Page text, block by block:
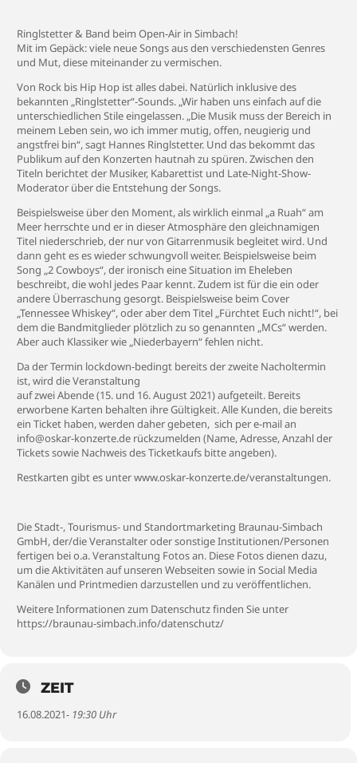
Ringlstetter & Band beim Open-Air in Simbach!
Mit im Gepäck: viele neue Songs aus den verschiedensten Genres
und Mut, diese miteinander zu vermischen.
Von Rock bis Hip Hop ist alles dabei. Natürlich inklusive des
bekannten „Ringlstetter“-Sounds. „Wir haben uns einfach auf die
unterschiedlichen Stile eingelassen. „Die Musik muss der Bereich in
meinem Leben sein, wo ich immer mutig, offen, neugierig und
angstfrei bin“, sagt Hannes Ringlstetter. Und das bekommt das
Publikum auf den Konzerten hautnah zu spüren. Zwischen den
Titeln berichtet der Musiker, Kabarettist und Late-Night-Show-
Moderator über die Entstehung der Songs.
Beispielsweise über den Moment, als wirklich einmal „a Ruah“ am
Meer herrschte und er in dieser Atmosphäre den gleichnamigen
Titel niederschrieb, der nur von Gitarrenmusik begleitet wird. Und
dann geht es es wieder schwungvoll weiter. Beispielsweise beim
Song „2 Cowboys“, der ironisch eine Situation im Eheleben
beschreibt, die wohl jedes Paar kennt. Zudem ist für die ein oder
andere Überraschung gesorgt. Beispielsweise beim Cover
„Tennessee Whiskey“, oder aber dem Titel „Fürchtet Euch nicht!“, bei
dem die Bandmitglieder plötzlich zu so genannten „MCs“ werden.
Aber auch Klassiker wie „Niederbayern“ fehlen nicht.
Da der Termin lockdown-bedingt bereits der zweite Nacholtermin
ist, wird die Veranstaltung
auf zwei Abende (15. und 16. August 2021) aufgeteilt. Bereits
erworbene Karten behalten ihre Gültigkeit. Alle Kunden, die bereits
ein Ticket haben, werden daher gebeten, sich per e-mail an
info@oskar-konzerte.de rückzumelden (Name, Adresse, Anzahl der
Tickets sowie Nachweis des Ticketkaufs bitte angeben).
Restkarten gibt es unter www.oskar-konzerte.de/veranstaltungen.
Die Stadt-, Tourismus- und Standortmarketing Braunau-Simbach
GmbH, der/die Veranstalter oder sonstige Institutionen/Personen
fertigen bei o.a. Veranstaltung Fotos an. Diese Fotos dienen dazu,
um die Aktivitäten auf unseren Webseiten sowie in Social Media
Kanälen und Printmedien darzustellen und zu veröffentlichen.
Weitere Informationen zum Datenschutz finden Sie unter
https://braunau-simbach.info/datenschutz/
ZEIT
16.08.2021- 19:30 Uhr